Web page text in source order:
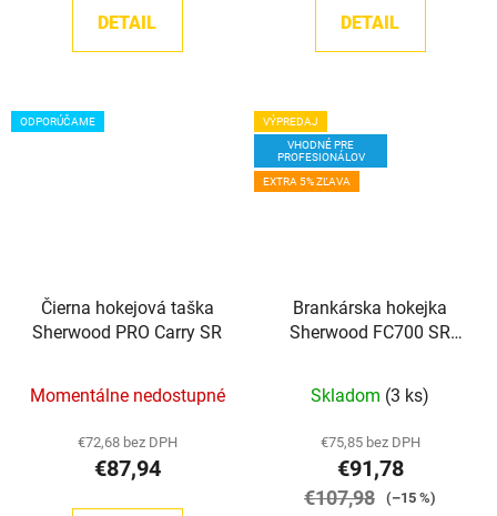
DETAIL DETAIL
ODPORÚČAME
Čierna hokejová taška
Sherwood PRO Carry SR
hodnotenie
produktu
je
Momentálne nedostupné
€72,68 bez DPH
€87,94
VÝPREDAJ
VHODNÉ PRE
PROFESIONÁLOV
EXTRA 5% ZĽAVA
Brankárska hokejka
Sherwood FC700 SR
Skladom (3 ks)
€75,85 bez DPH
€91,78
€107,98 (–15 %)